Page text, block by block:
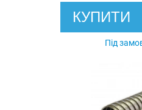
КУПИТИ
Під